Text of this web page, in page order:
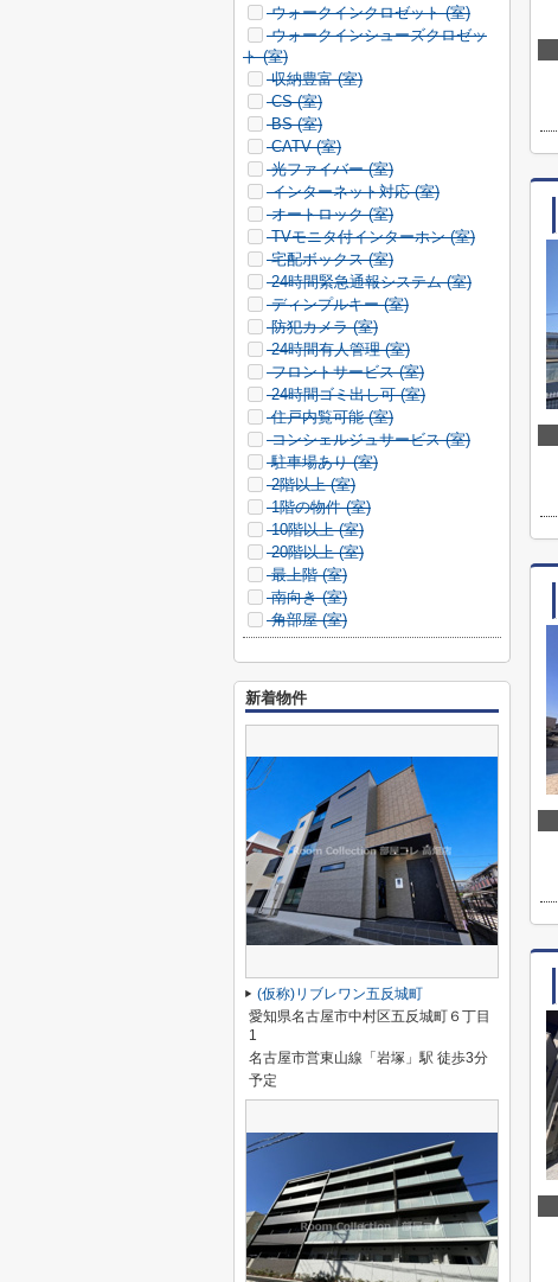
ウォークインクロゼット (室)
ウォークインシューズクロゼッ
ト (室)
収納豊富 (室)
CS (室)
BS (室)
CATV (室)
光ファイバー (室)
インターネット対応 (室)
オートロック (室)
TVモニタ付インターホン (室)
宅配ボックス (室)
24時間緊急通報システム (室)
ディンプルキー (室)
防犯カメラ (室)
24時間有人管理 (室)
フロントサービス (室)
24時間ゴミ出し可 (室)
住戸内覧可能 (室)
コンシェルジュサービス (室)
駐車場あり (室)
2階以上 (室)
1階の物件 (室)
10階以上 (室)
20階以上 (室)
最上階 (室)
南向き (室)
角部屋 (室)
新着物件
(仮称)リブレワン五反城町
愛知県名古屋市中村区五反城町６丁目
1
名古屋市営東山線「岩塚」駅 徒歩3分
予定